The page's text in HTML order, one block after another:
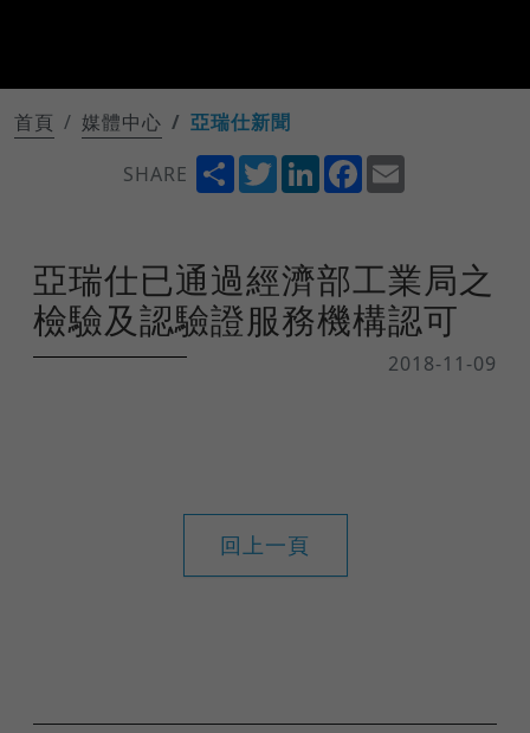
首頁 媒體中心
亞瑞仕新聞
SHARE
ShareTwitterLinkedInFacebook
亞瑞仕已通過經濟部工業局之
檢驗及認驗證服務機構認可
2018-11-09
回上一頁